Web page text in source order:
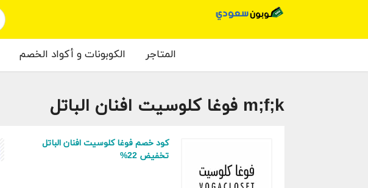
المتاجر الكوبونات و أكواد الخصم
m;f;k فوغا كلوسيت افنان الباتل
كود خصم فوغا كلوسيت افنان الباتل
تخفيض 22%